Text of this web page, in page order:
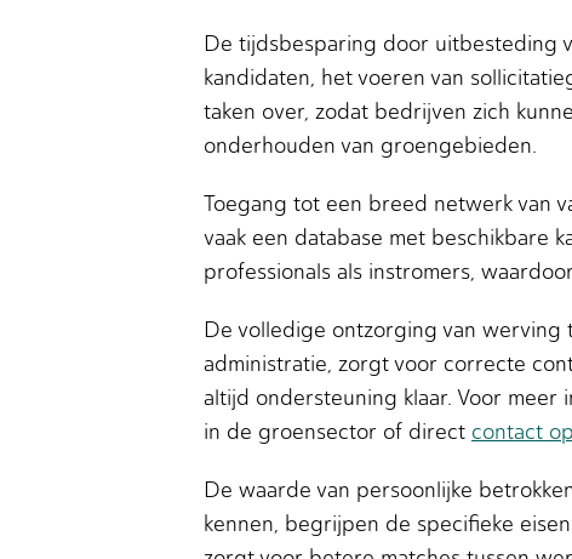
De tijdsbesparing door uitbesteding
kandidaten, het voeren van
taken over, zodat bedrijven zich
onderhouden van groengebieden.
Toegang tot een breed netwerk van
vaak een database met beschikbare
professionals als instromers,
De volledige ontzorging van
administratie, zorgt voor correcte
altijd ondersteuning klaar. Voor
in de groensector of direct contact
De waarde van persoonlijke
kennen, begrijpen de specifieke